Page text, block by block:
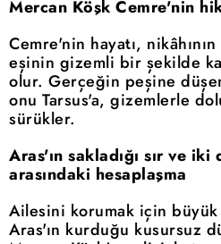
Mercan Köşk Cemre'nin
Cemre'nin hayatı,
eşinin gizemli bir şekilde
olur. Gerçeğin peşine
onu Tarsus'a, gizemlerle
sürükler.
Aras'ın sakladığı sır ve iki
arasındaki hesaplaşma
Ailesini korumak için büyük
Aras'ın kurduğu kusursuz